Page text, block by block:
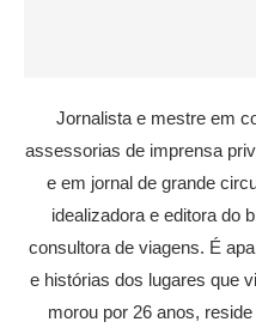
Jornalista e mestre em
assessorias de imprensa
e em jornal de grande
idealizadora e editora do
consultora de viagens. É
e histórias dos lugares que
morou por 26 anos,